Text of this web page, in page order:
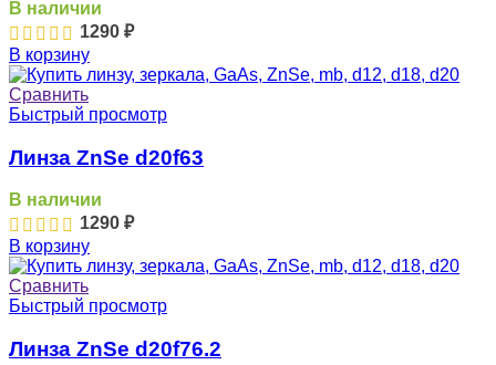
В наличии
1290 ₽
В корзину
Сравнить
Быстрый просмотр
Линза ZnSe d20f63
В наличии
1290 ₽
В корзину
Сравнить
Быстрый просмотр
Линза ZnSe d20f76.2